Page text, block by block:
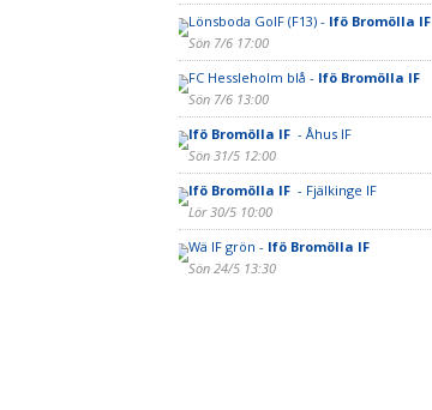
Lönsboda GoIF (F13) - Ifö Bromölla IF
Sön 7/6 17:00
FC Hessleholm blå - Ifö Bromölla IF
Sön 7/6 13:00
Ifö Bromölla IF - Åhus IF
Sön 31/5 12:00
Ifö Bromölla IF - Fjälkinge IF
Lör 30/5 10:00
Wä IF grön - Ifö Bromölla IF
Sön 24/5 13:30